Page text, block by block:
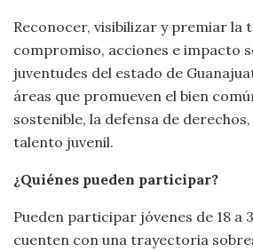
Reconocer, visibilizar y premiar la
compromiso, acciones e impacto
juventudes del estado de
áreas que promueven el bien
sostenible, la defensa de
talento juvenil.
¿Quiénes pueden participar?
Pueden participar jóvenes de 18 a
cuenten con una trayectoria